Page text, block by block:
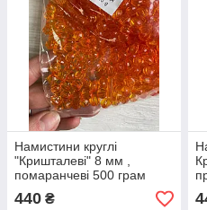
Намистини круглі
"Кришталеві" 8 мм ,
помаранчеві 500 грам
440 ₴